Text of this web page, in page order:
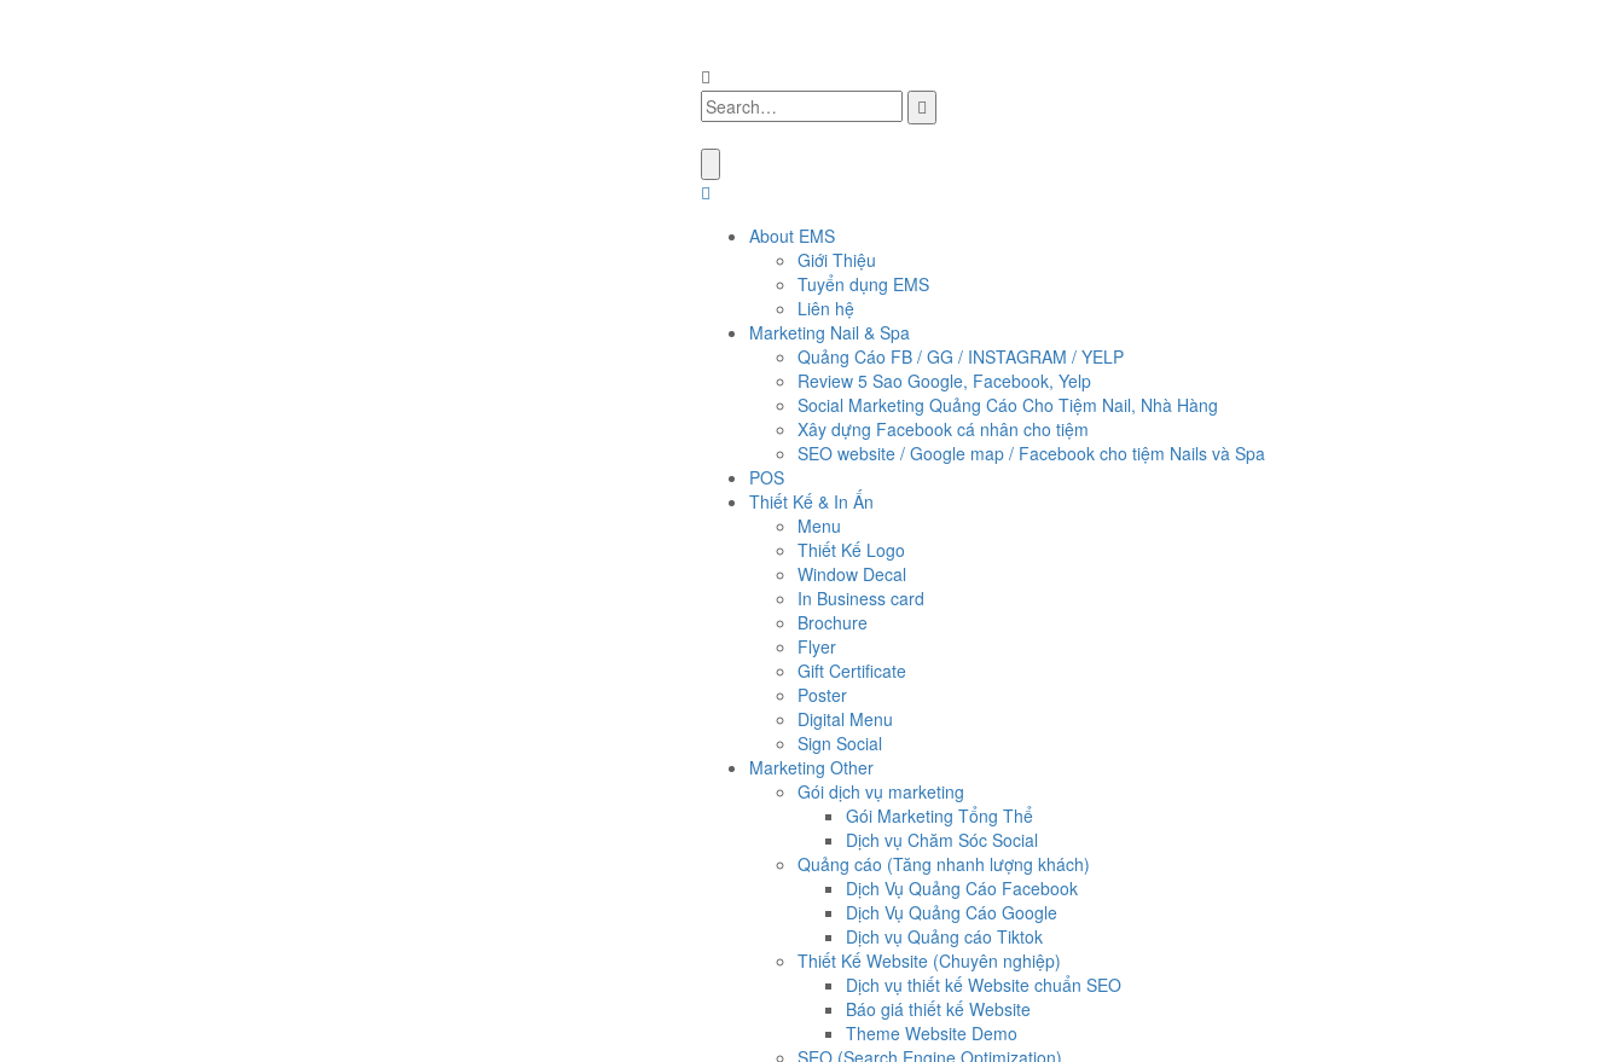
About EMS
Giới Thiệu
Tuyển dụng EMS
Liên hệ
Marketing Nail & Spa
Quảng Cáo FB / GG / INSTAGRAM / YELP
Review 5 Sao Google, Facebook, Yelp
Social Marketing Quảng Cáo Cho Tiệm Nail, Nhà Hàng
Xây dựng Facebook cá nhân cho tiệm
SEO website / Google map / Facebook cho tiệm Nails và Spa
POS
Thiết Kế & In Ấn
Menu
Thiết Kế Logo
Window Decal
In Business card
Brochure
Flyer
Gift Certificate
Poster
Digital Menu
Sign Social
Marketing Other
Gói dịch vụ marketing
Gói Marketing Tổng Thể
Dịch vụ Chăm Sóc Social
Quảng cáo (Tăng nhanh lượng khách)
Dịch Vụ Quảng Cáo Facebook
Dịch Vụ Quảng Cáo Google
Dịch vụ Quảng cáo Tiktok
Thiết Kế Website (Chuyên nghiệp)
Dịch vụ thiết kế Website chuẩn SEO
Báo giá thiết kế Website
Theme Website Demo
SEO (Search Engine Optimization)